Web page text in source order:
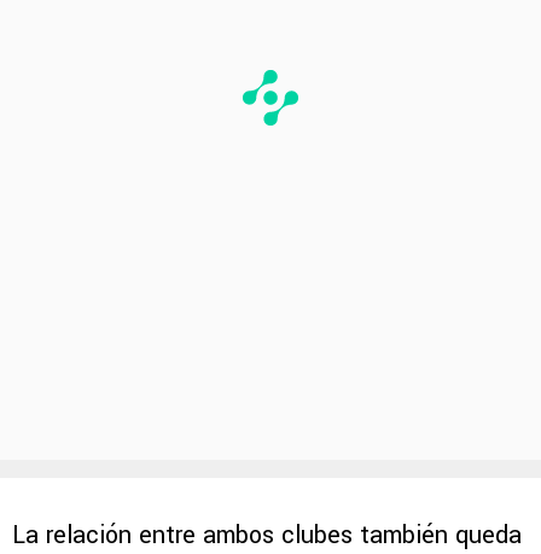
La relación entre ambos clubes también queda